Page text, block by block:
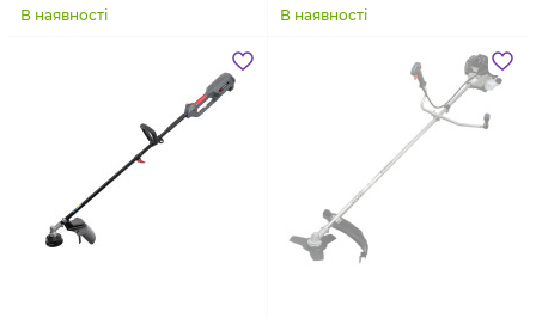
В наявності В наявності